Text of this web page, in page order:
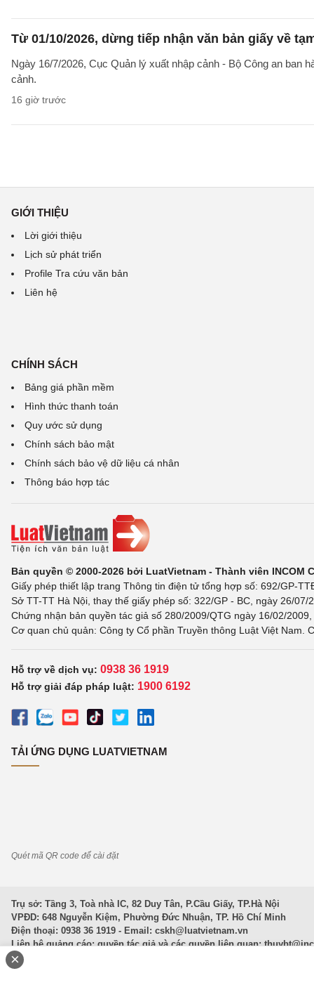
Từ 01/10/2026, dừng tiếp nhận văn bản giấy về
Ngày 16/7/2026, Cục Quản lý xuất nhập cảnh - Bộ Công an ban
cảnh.
16 giờ trước
GIỚI THIỆU
Lời giới thiệu
Lịch sử phát triển
Profile Tra cứu văn bản
Liên hệ
CHÍNH SÁCH
Bảng giá phần mềm
Hình thức thanh toán
Quy ước sử dụng
Chính sách bảo mật
Chính sách bảo vệ dữ liệu cá nhân
Thông báo hợp tác
Bản quyền © 2000-2026 bởi LuatVietnam - Thành viên INCOM
Giấy phép thiết lập trang Thông tin điện tử tổng hợp số: 692/GP-
Sở TT-TT Hà Nội, thay thế giấy phép số: 322/GP - BC, ngày 26/
Chứng nhận bản quyền tác giả số 280/2009/QTG ngày 16/02/
Cơ quan chủ quản: Công ty Cổ phần Truyền thông Luật Việt Nam.
Hỗ trợ về dịch vụ: 0938 36 1919
Hỗ trợ giải đáp pháp luật: 1900 6192
TẢI ỨNG DỤNG LUATVIETNAM
Quét mã QR code để cài đặt
Trụ sở: Tầng 3, Toà nhà IC, 82 Duy Tân, P.Cầu Giấy, TP.Hà Nội
VPĐD: 648 Nguyễn Kiệm, Phường Đức Nhuận, TP. Hồ Chí Minh
Điện thoại: 0938 36 1919 - Email: cskh@luatvietnam.vn
Liên hệ quảng cáo; quyền tác giả và các quyền liên quan:
Văn Bản Pháp Luật
×